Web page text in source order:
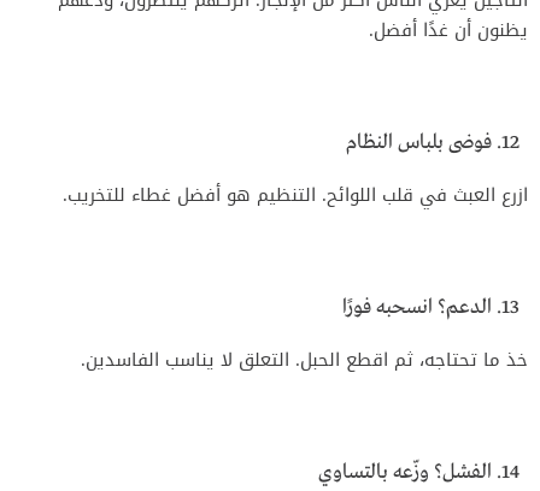
يظنون أن غدًا أفضل.
فوضى بلباس النظام
ازرع العبث في قلب اللوائح. التنظيم هو أفضل غطاء للتخريب.
الدعم؟ انسحبه فورًا
خذ ما تحتاجه، ثم اقطع الحبل. التعلق لا يناسب الفاسدين.
الفشل؟ وزّعه بالتساوي